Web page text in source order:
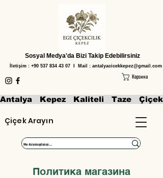
Корзина
Çiçek Arayın
İletişim : +90 537 834 43 07 I Mail : antalyacicekkepez@gmail.com
Antalya   Kepez   Kaliteli   Taze
Sosyal Medya'da Bizi Takip Edebilirsiniz
Политика магазина